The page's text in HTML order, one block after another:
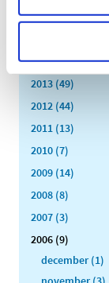
2016 (167)
2014 (44)
2013 (49)
2012 (44)
2011 (13)
2010 (7)
2009 (14)
2008 (8)
2007 (3)
2006 (9)
december (1)